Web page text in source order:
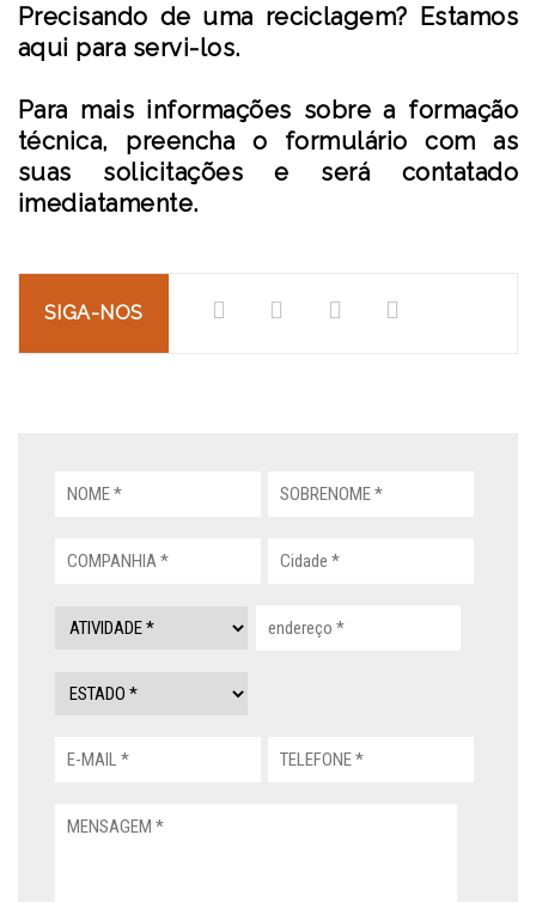
Precisando de uma reciclagem? Estamos
aqui para servi-los.
Para mais informações sobre a formação
técnica, preencha o formulário com as
suas solicitações e será contatado
imediatamente.
SIGA-NOS